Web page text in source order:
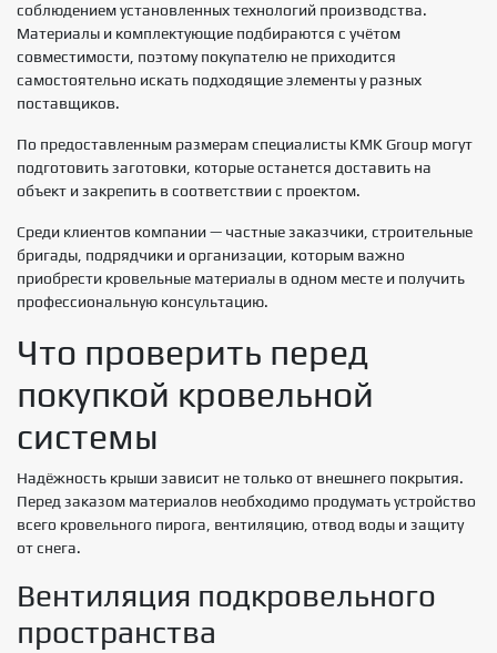
соблюдением установленных технологий производства.
Материалы и комплектующие подбираются с учётом
совместимости, поэтому покупателю не приходится
самостоятельно искать подходящие элементы у разных
поставщиков.
По предоставленным размерам специалисты KMK Group могут
подготовить заготовки, которые останется доставить на
объект и закрепить в соответствии с проектом.
Среди клиентов компании — частные заказчики, строительные
бригады, подрядчики и организации, которым важно
приобрести кровельные материалы в одном месте и получить
профессиональную консультацию.
Что проверить перед
покупкой кровельной
системы
Надёжность крыши зависит не только от внешнего покрытия.
Перед заказом материалов необходимо продумать устройство
всего кровельного пирога, вентиляцию, отвод воды и защиту
от снега.
Вентиляция подкровельного
пространства